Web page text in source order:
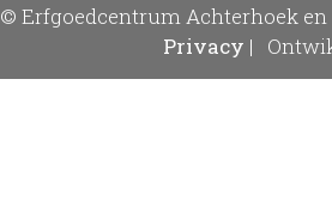
© Erfgoedcentrum Achterhoek en
Privacy |